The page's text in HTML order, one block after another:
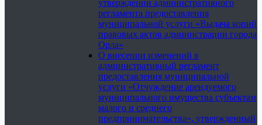
утверждении административного
регламента предоставления
муниципальной услуги «Выдача копий
правовых актов администрации города
Орла»
О внесении изменений в
административный регламент
предоставления муниципальной
услуги «Отчуждение арендуемого
муниципального имущества субъектам
малого и среднего
предпринимательства», утвержденный